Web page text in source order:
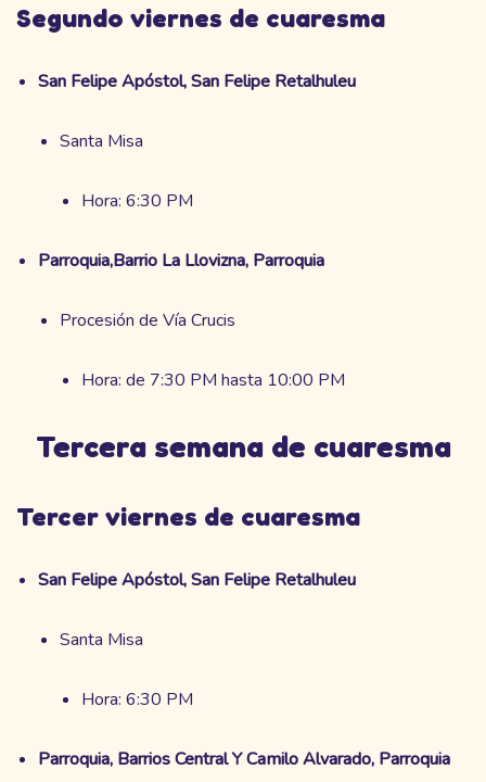
Segundo viernes de cuaresma
San Felipe Apóstol, San Felipe Retalhuleu
Santa Misa
Hora: 6:30 PM
Parroquia,Barrio La Llovizna, Parroquia
Procesión de Vía Crucis
Hora: de 7:30 PM hasta 10:00 PM
Tercera semana de cuaresma
Tercer viernes de cuaresma
San Felipe Apóstol, San Felipe Retalhuleu
Santa Misa
Hora: 6:30 PM
Parroquia, Barrios Central Y Camilo Alvarado, Parroquia